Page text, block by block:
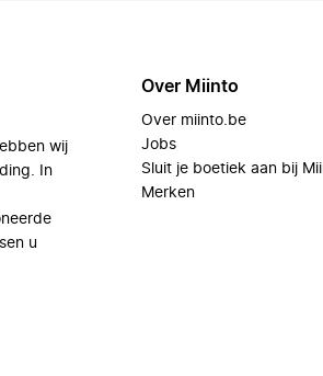
wij
In
u
Over Miinto
Over miinto.be
Jobs
Sluit je boetiek aan bij
Merken